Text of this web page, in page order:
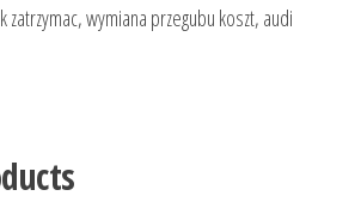
zatrzymac, wymiana przegubu koszt, audi